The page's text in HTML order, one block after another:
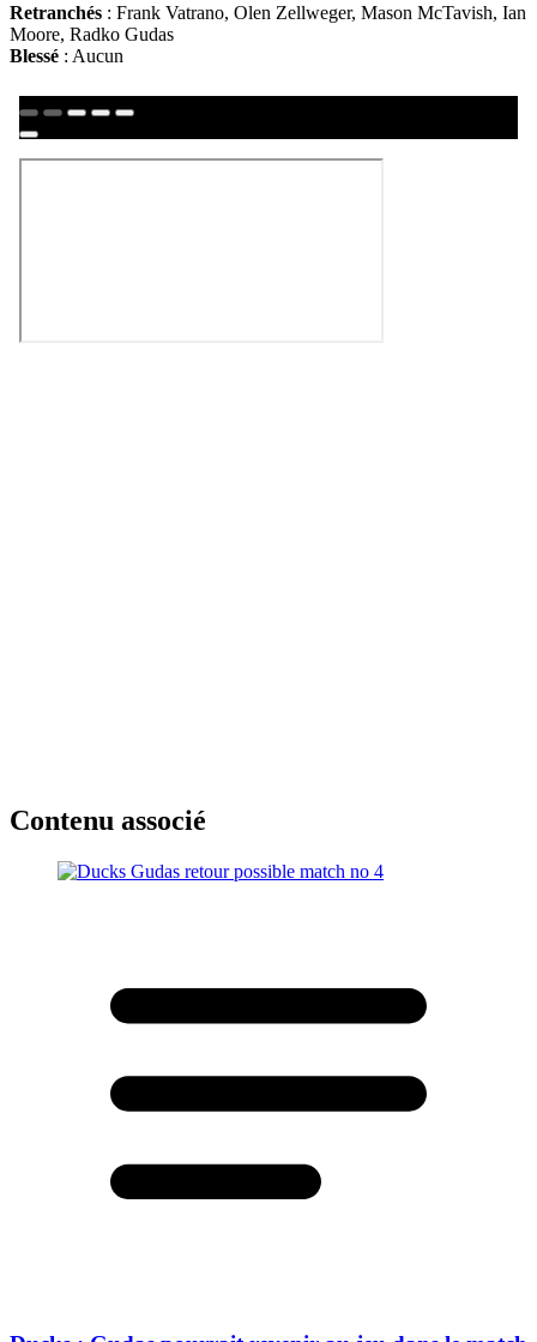
Retranchés : Frank Vatrano, Olen Zellweger, Mason McTavish, Ian
Moore, Radko Gudas
Blessé : Aucun
Contenu associé